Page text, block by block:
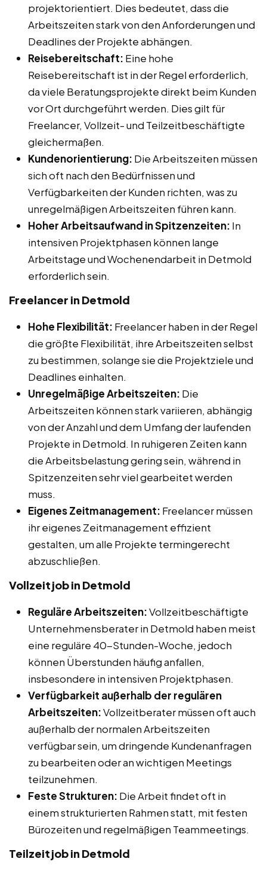
projektorientiert. Dies bedeutet, dass die
Arbeitszeiten stark von den Anforderungen und
Deadlines der Projekte abhängen.
Reisebereitschaft: Eine hohe
Reisebereitschaft ist in der Regel erforderlich,
da viele Beratungsprojekte direkt beim Kunden
vor Ort durchgeführt werden. Dies gilt für
Freelancer, Vollzeit- und Teilzeitbeschäftigte
gleichermaßen.
Kundenorientierung: Die Arbeitszeiten müssen
sich oft nach den Bedürfnissen und
Verfügbarkeiten der Kunden richten, was zu
unregelmäßigen Arbeitszeiten führen kann.
Hoher Arbeitsaufwand in Spitzenzeiten: In
intensiven Projektphasen können lange
Arbeitstage und Wochenendarbeit in Detmold
erforderlich sein.
Freelancer in Detmold
Hohe Flexibilität: Freelancer haben in der Regel
die größte Flexibilität, ihre Arbeitszeiten selbst
zu bestimmen, solange sie die Projektziele und
Deadlines einhalten.
Unregelmäßige Arbeitszeiten: Die
Arbeitszeiten können stark variieren, abhängig
von der Anzahl und dem Umfang der laufenden
Projekte in Detmold. In ruhigeren Zeiten kann
die Arbeitsbelastung gering sein, während in
Spitzenzeiten sehr viel gearbeitet werden
muss.
Eigenes Zeitmanagement: Freelancer müssen
ihr eigenes Zeitmanagement effizient
gestalten, um alle Projekte termingerecht
abzuschließen.
Vollzeitjob in Detmold
Reguläre Arbeitszeiten:Vollzeitbeschäftigte
Unternehmensberater in Detmold haben meist
eine reguläre 40-Stunden-Woche, jedoch
können Überstunden häufig anfallen,
insbesondere in intensiven Projektphasen.
Verfügbarkeit außerhalb der regulären
Arbeitszeiten:Vollzeitberater müssen oft auch
außerhalb der normalen Arbeitszeiten
verfügbar sein, um dringende Kundenanfragen
zu bearbeiten oder an wichtigen Meetings
teilzunehmen.
Feste Strukturen: Die Arbeit findet oft in
einem strukturierten Rahmen statt, mit festen
Bürozeiten und regelmäßigen Teammeetings.
Teilzeitjob in Detmold